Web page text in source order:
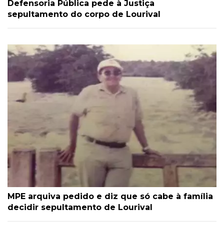
Defensoria Pública pede à Justiça
sepultamento do corpo de Lourival
MPE arquiva pedido e diz que só cabe à família
decidir sepultamento de Lourival